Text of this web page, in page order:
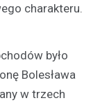
charakteru.
było
Bolesława
w trzech